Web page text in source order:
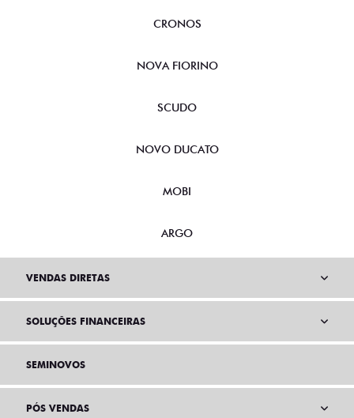
CRONOS
NOVA FIORINO
SCUDO
NOVO DUCATO
MOBI
ARGO
VENDAS DIRETAS
SOLUÇÕES FINANCEIRAS
SEMINOVOS
PÓS VENDAS